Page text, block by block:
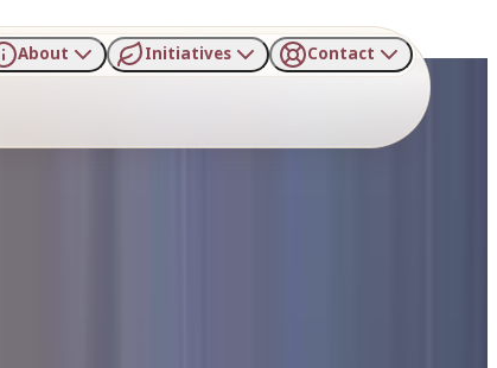
About Initiatives Contact